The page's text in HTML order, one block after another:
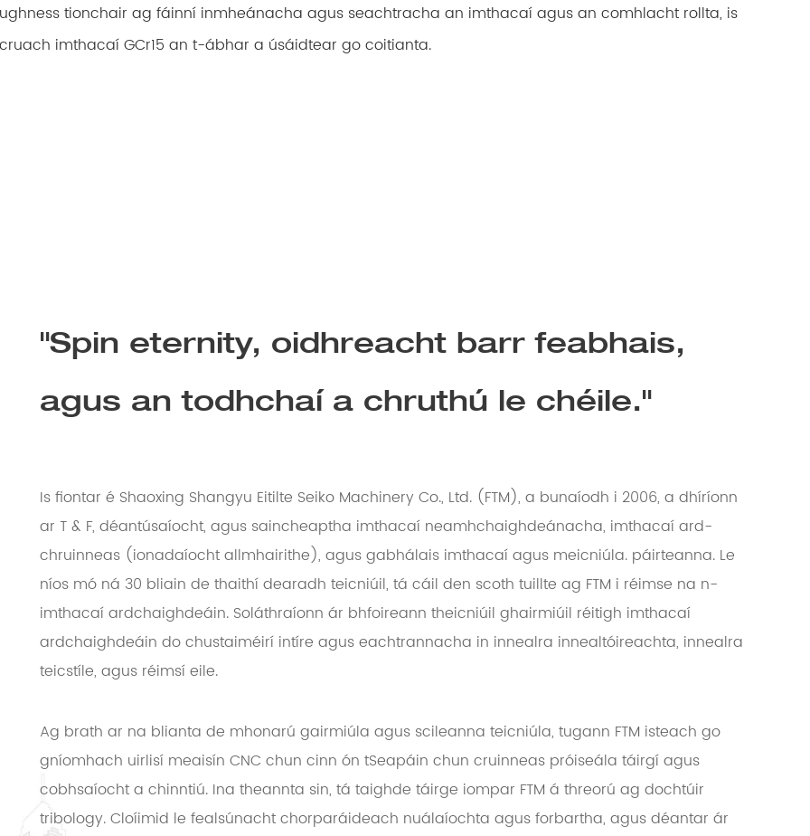
tionchair ag fáinní inmheánacha agus seachtracha an imthacaí agus an comhlacht rollta, is
imthacaí GCr15 an t-ábhar a úsáidtear go coitianta.
"Spin eternity, oidhreacht barr feabhais,
agus an todhchaí a chruthú le chéile."
Is fiontar é Shaoxing Shangyu Eitilte Seiko Machinery Co., Ltd. (FTM), a bunaíodh i 2006, a dhíríonn
ar T & F, déantúsaíocht, agus saincheaptha imthacaí neamhchaighdeánacha, imthacaí ard-
chruinneas (ionadaíocht allmhairithe), agus gabhálais imthacaí agus meicniúla. páirteanna. Le
níos mó ná 30 bliain de thaithí dearadh teicniúil, tá cáil den scoth tuillte ag FTM i réimse na n-
imthacaí ardchaighdeáin. Soláthraíonn ár bhfoireann theicniúil ghairmiúil réitigh imthacaí
ardchaighdeáin do chustaiméirí intíre agus eachtrannacha in innealra innealtóireachta, innealra
teicstíle, agus réimsí eile.
Ag brath ar na blianta de mhonarú gairmiúla agus scileanna teicniúla, tugann FTM isteach go
gníomhach uirlisí meaisín CNC chun cinn ón tSeapáin chun cruinneas próiseála táirgí agus
cobhsaíocht a chinntiú. Ina theannta sin, tá taighde táirge iompar FTM á threorú ag dochtúir
tribology. Cloíimid le fealsúnacht chorparáideach nuálaíochta agus forbartha, agus déantar ár